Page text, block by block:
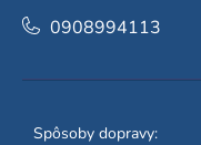
0908994113
Spôsoby dopravy: